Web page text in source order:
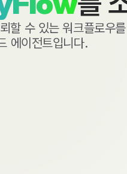
할 수 있는 워크플로우를
에이전트입니다.